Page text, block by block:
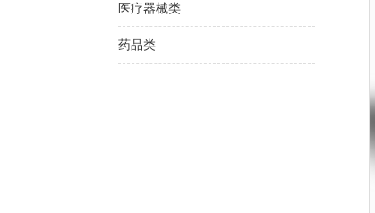
医疗器械类
药品类